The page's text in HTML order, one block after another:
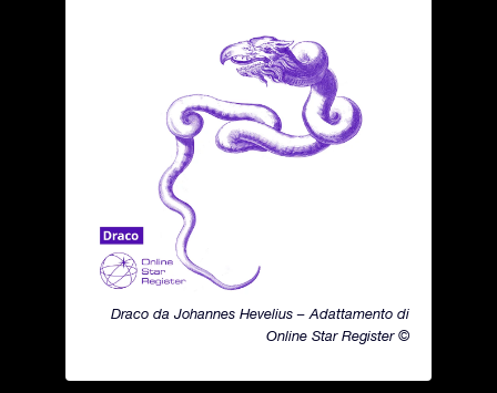
Draco da Johannes Hevelius – Adattamento di
Online Star Register ©